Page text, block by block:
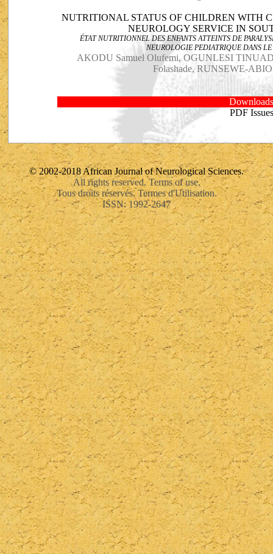
NUTRITIONAL STATUS OF CHILDREN WITH
NEUROLOGY SERVICE IN
ÉTAT NUTRITIONNEL DES ENFANTS ATTEINTS DE
NEUROLOGIE PEDIATRIQUE DANS
AKODU Samuel Olufemi, OGUNLESI
Folashade, RUNSEWE-
PDF Issues
© 2002-2018 African Journal of Neurological Sciences.
All rights reserved. Terms of use.
Tous droits réservés. Termes d'Utilisation.
ISSN: 1992-2647